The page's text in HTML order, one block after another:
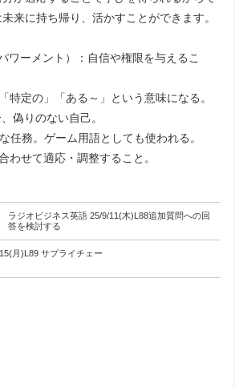
来に持ち帰り、活かすことができます。
ワーメント）：自信や権限を与えるこ
特定の」「ある～」という意味になる。
偽りのない自己。
任務。ゲーム用語としても使われる。
わせて適応・調整すること。
ラジオビジネス英語 25/9/11(木)L88追加質問への回
答を検討する
月)L89 サプライチェー